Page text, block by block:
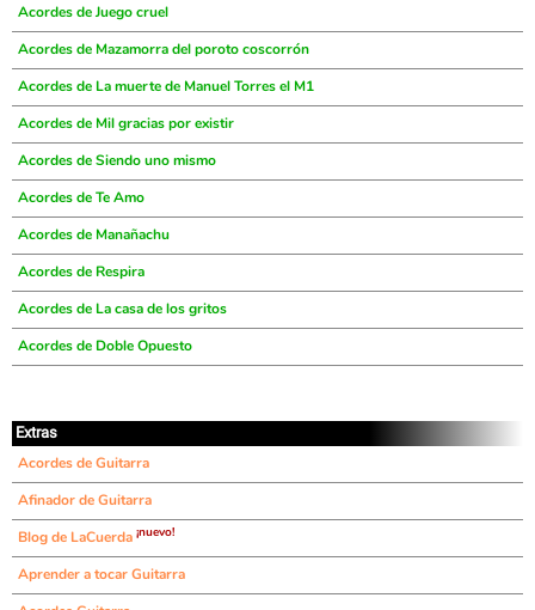
Acordes de Juego cruel
Acordes de Mazamorra del poroto coscorrón
Acordes de La muerte de Manuel Torres el M1
Acordes de Mil gracias por existir
Acordes de Siendo uno mismo
Acordes de Te Amo
Acordes de Manañachu
Acordes de Respira
Acordes de La casa de los gritos
Acordes de Doble Opuesto
Extras
Acordes de Guitarra
Afinador de Guitarra
Blog de LaCuerda ¡nuevo!
Aprender a tocar Guitarra